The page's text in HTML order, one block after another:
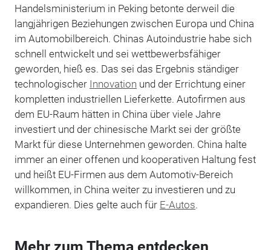
Handelsministerium in Peking betonte derweil die
langjährigen Beziehungen zwischen Europa und China
im Automobilbereich. Chinas Autoindustrie habe sich
schnell entwickelt und sei wettbewerbsfähiger
geworden, hieß es. Das sei das Ergebnis ständiger
technologischer Innovation und der Errichtung einer
kompletten industriellen Lieferkette. Autofirmen aus
dem EU-Raum hätten in China über viele Jahre
investiert und der chinesische Markt sei der größte
Markt für diese Unternehmen geworden. China halte
immer an einer offenen und kooperativen Haltung fest
und heißt EU-Firmen aus dem Automotiv-Bereich
willkommen, in China weiter zu investieren und zu
expandieren. Dies gelte auch für E-Autos.